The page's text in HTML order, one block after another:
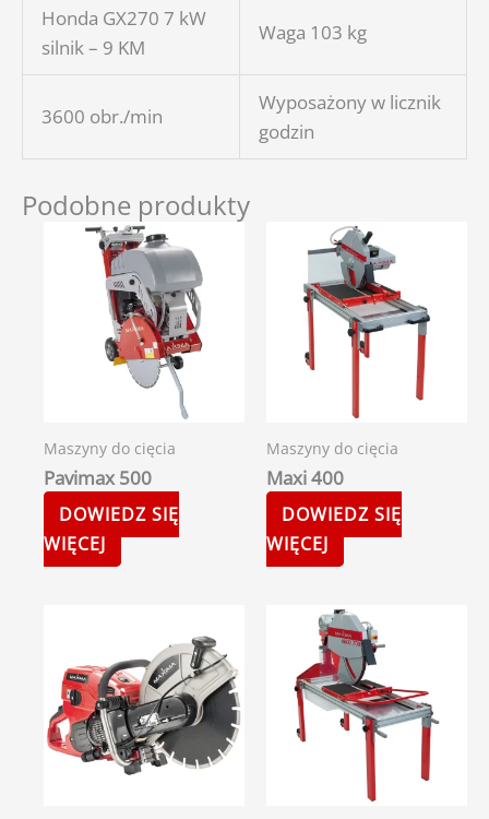
Honda GX270 7 kW
silnik – 9 KM
Waga 103 kg
3600 obr./min
Wyposażony w licznik
godzin
Podobne produkty
Maszyny do cięcia
Pavimax 500
DOWIEDZ SIĘ
WIĘCEJ
Maszyny do cięcia
Maxi 400
DOWIEDZ SIĘ
WIĘCEJ